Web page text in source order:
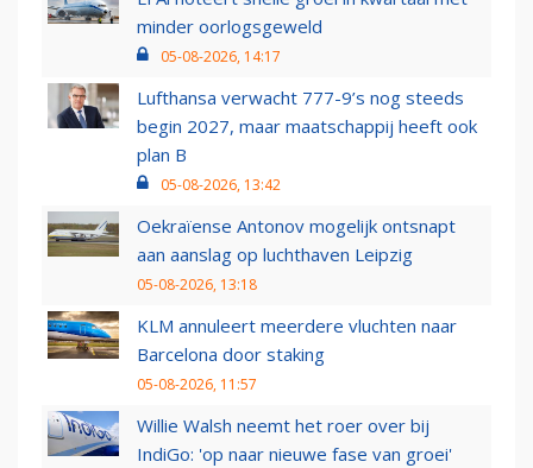
minder oorlogsgeweld
05-08-2026, 14:17
Lufthansa verwacht 777-9’s nog steeds
begin 2027, maar maatschappij heeft ook
plan B
05-08-2026, 13:42
Oekraïense Antonov mogelijk ontsnapt
aan aanslag op luchthaven Leipzig
05-08-2026, 13:18
KLM annuleert meerdere vluchten naar
Barcelona door staking
05-08-2026, 11:57
Willie Walsh neemt het roer over bij
IndiGo: 'op naar nieuwe fase van groei'